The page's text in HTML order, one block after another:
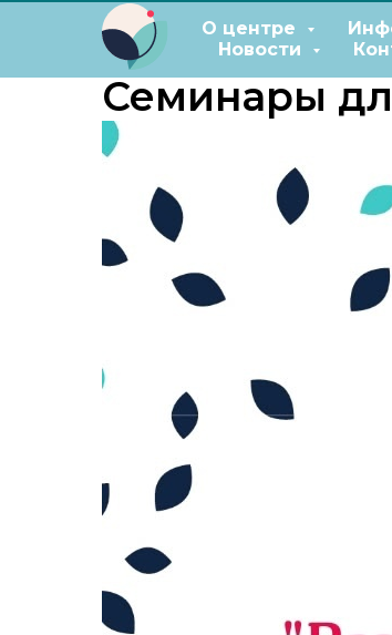
О центре
Новости
Семинары